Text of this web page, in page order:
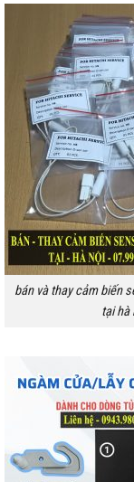
bán và thay cảm biến
tại hà